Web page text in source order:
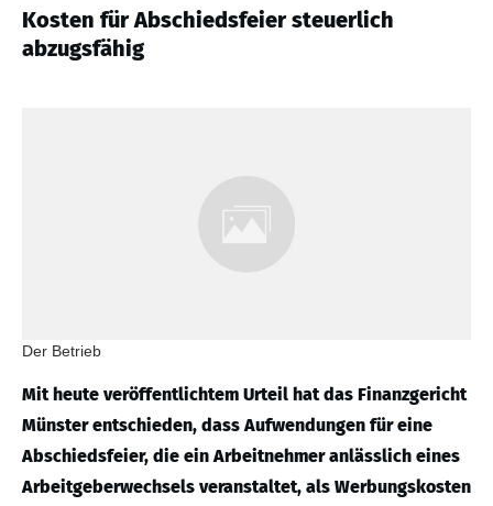
Kosten für Abschiedsfeier steuerlich
abzugsfähig
Der Betrieb
Mit heute veröffentlichtem Urteil hat das Finanzgericht
Münster entschieden, dass Aufwendungen für eine
Abschiedsfeier, die ein Arbeitnehmer anlässlich eines
Arbeitgeberwechsels veranstaltet, als Werbungskosten